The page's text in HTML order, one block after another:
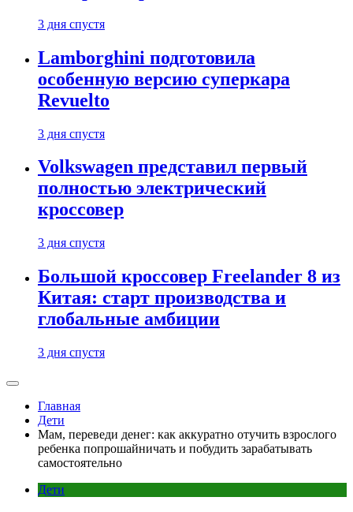
3 дня спустя
Lamborghini подготовила
особенную версию суперкара
Revuelto
3 дня спустя
Volkswagen представил первый
полностью электрический
кроссовер
3 дня спустя
Большой кроссовер Freelander 8 из
Китая: старт производства и
глобальные амбиции
3 дня спустя
Главная
Дети
Мам, переведи денег: как аккуратно отучить взрослого
ребенка попрошайничать и побудить зарабатывать
самостоятельно
Дети